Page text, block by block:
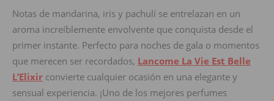
Notas de mandarina, iris y pachulí se entrelazan en un
aroma increíblemente envolvente que conquista desde el
primer instante. Perfecto para noches de gala o momentos
que merecen ser recordados, Lancome La Vie Est Belle
L’Elixir convierte cualquier ocasión en una elegante y
sensual experiencia. ¡Uno de los mejores perfumes